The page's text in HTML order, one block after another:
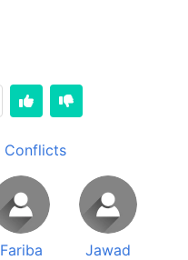
Conflicts
Fariba Jawad